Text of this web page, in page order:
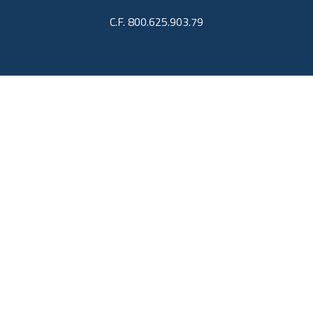
C.F. 800.625.903.79